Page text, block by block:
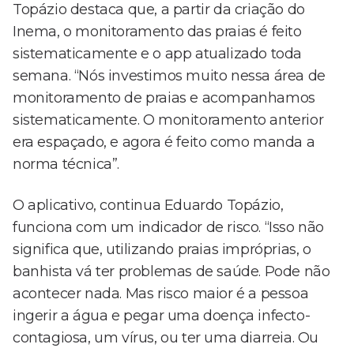
Topázio destaca que, a partir da criação do
Inema, o monitoramento das praias é feito
sistematicamente e o app atualizado toda
semana. “Nós investimos muito nessa área de
monitoramento de praias e acompanhamos
sistematicamente. O monitoramento anterior
era espaçado, e agora é feito como manda a
norma técnica”.
O aplicativo, continua Eduardo Topázio,
funciona com um indicador de risco. “Isso não
significa que, utilizando praias impróprias, o
banhista vá ter problemas de saúde. Pode não
acontecer nada. Mas risco maior é a pessoa
ingerir a água e pegar uma doença infecto-
contagiosa, um vírus, ou ter uma diarreia. Ou